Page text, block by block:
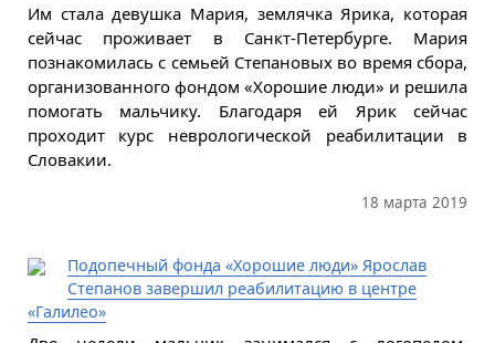
Им стала девушка Мария, землячка Ярика, которая
сейчас проживает в Санкт-Петербурге. Мария
познакомилась с семьей Степановых во время сбора,
организованного фондом «Хорошие люди» и решила
помогать мальчику. Благодаря ей Ярик сейчас
проходит курс неврологической реабилитации в
Словакии.
18 марта 2019
Подопечный фонда «Хорошие люди» Ярослав
Степанов завершил реабилитацию в центре
«Галилео»